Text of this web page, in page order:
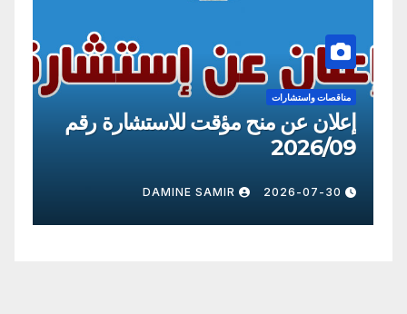
مناقصات واستشارات
إعلان عن منح مؤقت
2026-07-30
رقم